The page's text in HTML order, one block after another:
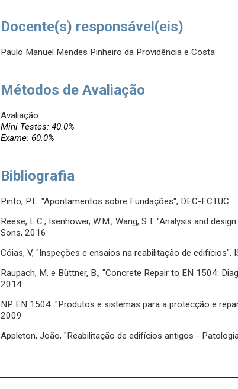
Docente(s) responsável(eis)
Paulo Manuel Mendes Pinheiro da Providência e Costa
Métodos de Avaliação
Avaliação
Mini Testes: 40.0%
Exame: 60.0%
Bibliografia
Pinto, P.L. "Apontamentos sobre Fundações", DEC-FCTUC
Reese, L.C.; Isenhower, W.M.; Wang, S.T. "Analysis and
Sons, 2016
Cóias, V, "Inspeções e ensaios na reabilitação de edifícios",
Raupach, M. e Büttner, B., "Concrete Repair to EN 1504:
2014
NP EN 1504. "Produtos e sistemas para a protecção e
2009
Appleton, João, "Reabilitação de edifícios antigos -